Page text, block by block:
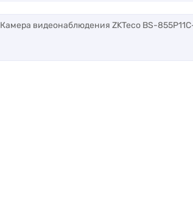
Камера видеонаблюдения ZKTeco BS-